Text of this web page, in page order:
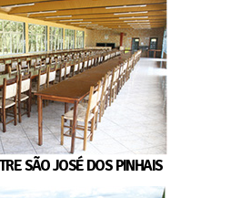
SÃO JOSÉ DOS PINHAIS